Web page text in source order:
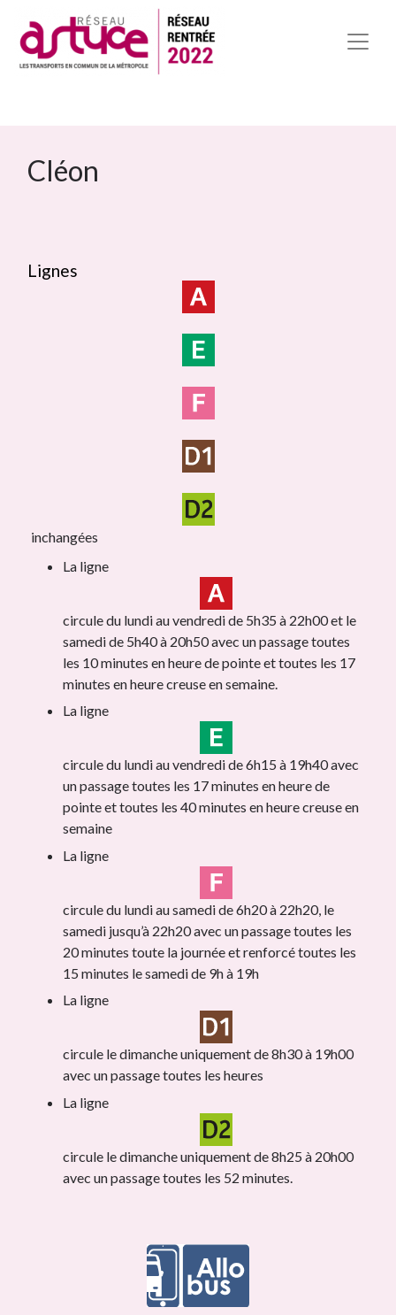
Cléon
Lignes
inchangées
La ligne
circule du lundi au vendredi de 5h35 à 22h00 et le
samedi de 5h40 à 20h50 avec un passage toutes
les 10 minutes en heure de pointe et toutes les 17
minutes en heure creuse en semaine.
La ligne
circule du lundi au vendredi de 6h15 à 19h40 avec
un passage toutes les 17 minutes en heure de
pointe et toutes les 40 minutes en heure creuse en
semaine
La ligne
circule du lundi au samedi de 6h20 à 22h20, le
samedi jusqu’à 22h20 avec un passage toutes les
20 minutes toute la journée et renforcé toutes les
15 minutes le samedi de 9h à 19h
La ligne
circule le dimanche uniquement de 8h30 à 19h00
avec un passage toutes les heures
La ligne
circule le dimanche uniquement de 8h25 à 20h00
avec un passage toutes les 52 minutes.